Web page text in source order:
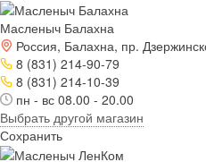
Масленыч Балахна
Россия, Балахна, пр.
8 (831) 214-90-79
8 (831) 214-10-39
пн - вс 08.00 - 20.00
Выбрать другой магазин
Сохранить